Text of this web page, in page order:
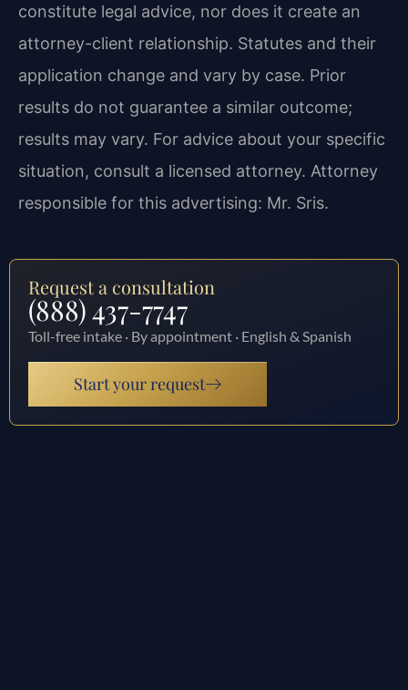
constitute legal advice, nor does it create an
attorney-client relationship. Statutes and their
application change and vary by case. Prior
results do not guarantee a similar outcome;
results may vary. For advice about your specific
situation, consult a licensed attorney. Attorney
responsible for this advertising: Mr. Sris.
Request a consultation
(888) 437-7747
Toll-free intake · By appointment · English & Spanish
Start your request